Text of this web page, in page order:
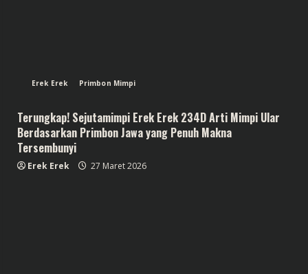
Erek Erek Primbon Mimpi
Terungkap! Sejutamimpi Erek Erek 234D Arti Mimpi Ular
Berdasarkan Primbon Jawa yang Penuh Makna
Tersembunyi
Erek Erek 27 Maret 2026